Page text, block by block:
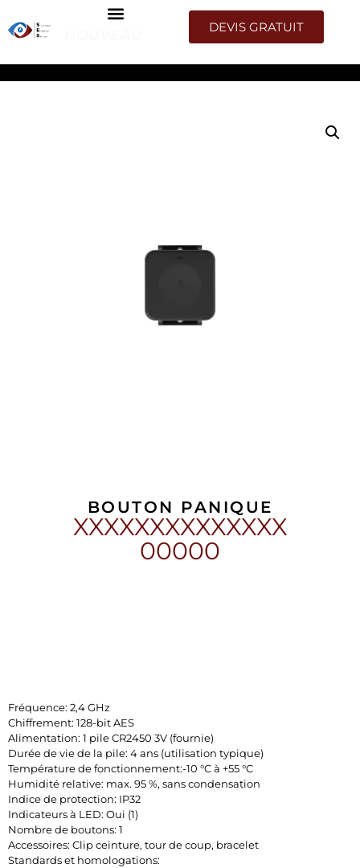
DEVIS GRATUIT
BOUTON PANIQUE
XXXXXXXXXXXXXX
00000
Fréquence: 2,4 GHz
Chiffrement: 128-bit AES
Alimentation: 1 pile CR2450 3V (fournie)
Durée de vie de la pile: 4 ans (utilisation typique)
Température de fonctionnement:-10 °C à +55 °C
Humidité relative: max. 95 %, sans condensation
Indice de protection: IP32
Indicateurs à LED: Oui (1)
Nombre de boutons: 1
Accessoires: Clip ceinture, tour de coup, bracelet
Standards et homologations: